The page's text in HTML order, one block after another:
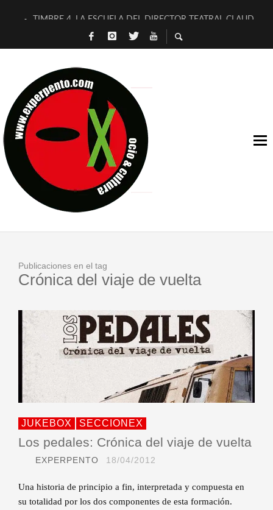
TIMBRE 4, LA ESCUELA DEL DIRECTOR TEATRAL CLAUDIO
30 AÑOS (NO ES NADA) DE LA KATARSIS DEL TOMATAZO
D’BALDOMEROS REINVENTAN [BITÁCORA 3.0] EN EXVITA
MARSHALL FLASH PRESENTA EN EXVITA [RELATIVA
JOFRE BARDAGÍ EN EXVITA INTERPRETANDO A SERRAT
YORCH PRESENTA [CURSO DE ARMONÍA PERSECUTORIA]
MAGALÍ SARE NOS EXPLICA [DESCASADA]
«NO TENGO PUTOS SUEÑOS»
Publicaciones en el tag
Crónica del viaje de vuelta
JUKEBOX SECCIONEX
Los pedales: Crónica del viaje de vuelta
EXPERPENTO 18/04/2012
Una historia de principio a fin, interpretada y compuesta en
su totalidad por los dos componentes de esta formación.